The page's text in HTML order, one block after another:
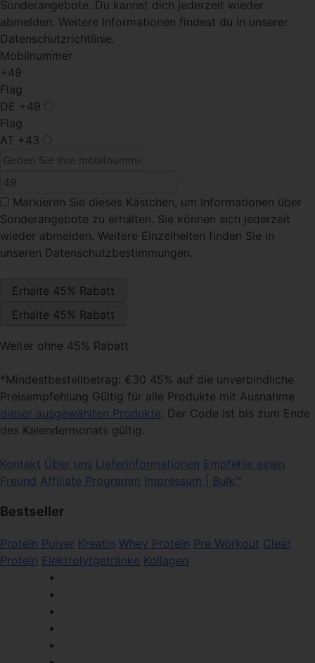
Sonderangebote. Du kannst dich jederzeit wieder
abmelden. Weitere Informationen findest du in unserer
Datenschutzrichtlinie.
Mobilnummer
+49
Flag
DE +49
Flag
AT +43
Markieren Sie dieses Kästchen , um Informationen über
Sonderangebote zu erhalten. Sie können sich jederzeit
wieder abmelden. Weitere Einzelheiten finden Sie in
unseren Datenschutzbestimmungen.
Weiter ohne 45% Rabatt
*Mindestbestellbetrag: €30 45% auf die unverbindliche
Preisempfehlung Gültig für alle Produkte mit Ausnahme
dieser ausgewählten Produkte. Der Code ist bis zum Ende
des Kalendermonats gültig.
Kontakt Über uns Lieferinformationen Empfehle einen
Freund Affiliate Programm Impressum | Bulk™
Bestseller
Protein Pulver Kreatin Whey Protein Pre Workout Clear
Protein Elektrolytgetränke Kollagen